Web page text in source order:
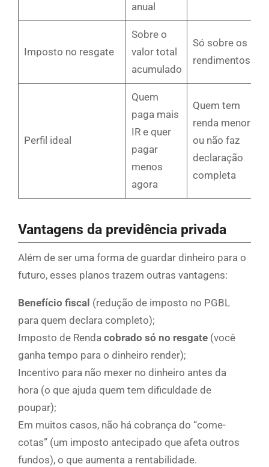
anual
Imposto no resgate
Sobre o
valor total
acumulado
Só sobre os
rendimentos
Perfil ideal
Quem
paga mais
IR e quer
pagar
menos
agora
Quem tem
renda menor
ou não faz
declaração
completa
Vantagens da previdência privada
Além de ser uma forma de guardar dinheiro para o
futuro, esses planos trazem outras vantagens:
Benefício fiscal (redução de imposto no PGBL
para quem declara completo);
Imposto de Renda cobrado só no resgate (você
ganha tempo para o dinheiro render);
Incentivo para não mexer no dinheiro antes da
hora (o que ajuda quem tem dificuldade de
poupar);
Em muitos casos, não há cobrança do “come-
cotas” (um imposto antecipado que afeta outros
fundos), o que aumenta a rentabilidade.